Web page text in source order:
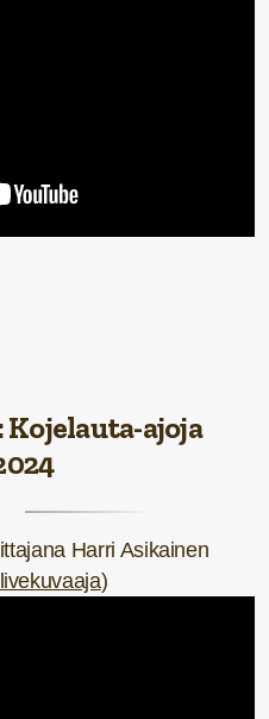
ajoja
Harri Asikainen
)